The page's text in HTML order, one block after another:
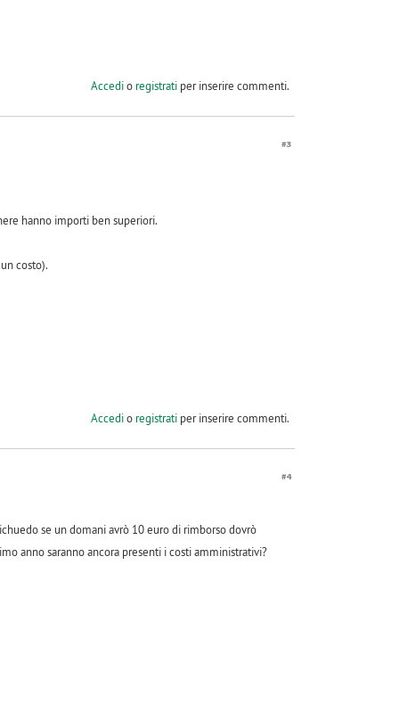
Accedio registratiper inserire commenti.
#3
hanno importi ben superiori.
costo).
Accedio registratiper inserire commenti.
#4
se un domani avrò 10 euro di rimborso dovrò
anno saranno ancora presenti i costi amministrativi?